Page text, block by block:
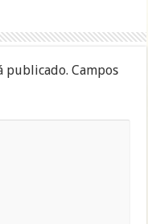
publicado. Campos